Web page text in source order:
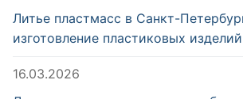
Литье пластмасс в Санкт-
изготовление пластиковых
16.03.2026